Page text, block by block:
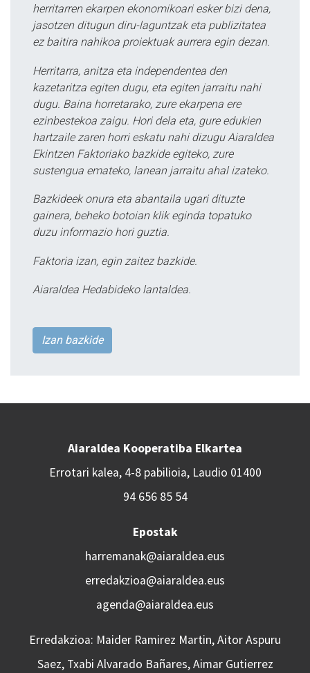
herritarren ekarpen ekonomikoari esker bizi dena,
jasotzen ditugun diru-laguntzak eta publizitatea
ez baitira nahikoa proiektuak aurrera egin dezan.
Herritarra, anitza eta independentea den
kazetaritza egiten dugu, eta egiten jarraitu nahi
dugu. Baina horretarako, zure ekarpena ere
ezinbestekoa zaigu. Hori dela eta, gure edukien
hartzaile zaren horri eskatu nahi dizugu Aiaraldea
Ekintzen Faktoriako bazkide egiteko, zure
sustengua emateko, lanean jarraitu ahal izateko.
Bazkideek onura eta abantaila ugari dituzte
gainera, beheko botoian klik eginda topatuko
duzu informazio hori guztia.
Faktoria izan, egin zaitez bazkide.
Aiaraldea Hedabideko lantaldea.
Izan bazkide
Aiaraldea Kooperatiba Elkartea
Errotari kalea, 4-8 pabilioia, Laudio 01400
94 656 85 54
Epostak
harremanak@aiaraldea.eus
erredakzioa@aiaraldea.eus
agenda@aiaraldea.eus
Erredakzioa: Maider Ramirez Martin, Aitor Aspuru
Saez, Txabi Alvarado Bañares, Aimar Gutierrez